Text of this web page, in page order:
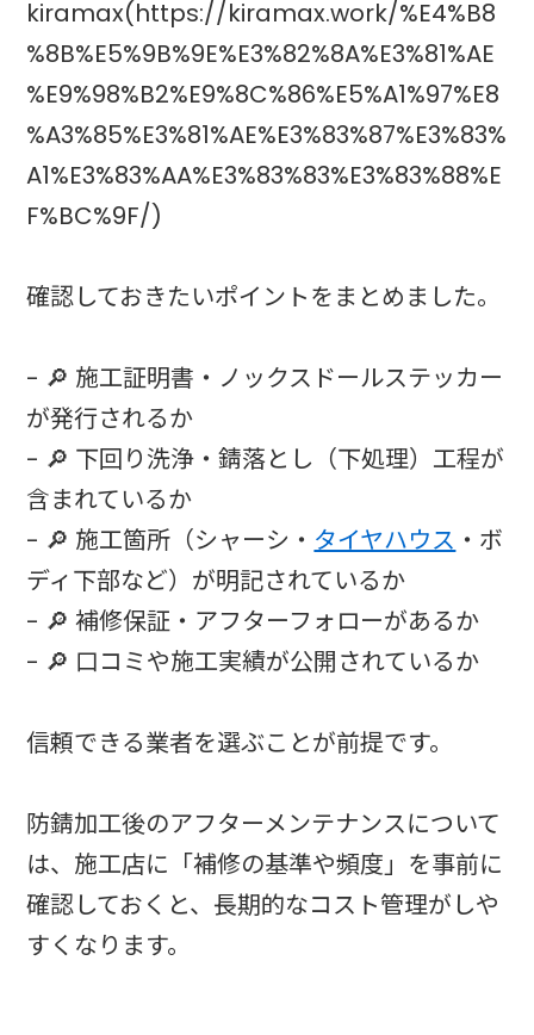
kiramax(https://kiramax.work/%E4%B8
%8B%E5%9B%9E%E3%82%8A%E3%81%AE
%E9%98%B2%E9%8C%86%E5%A1%97%E8
%A3%85%E3%81%AE%E3%83%87%E3%83%
A1%E3%83%AA%E3%83%83%E3%83%88%E
F%BC%9F/)
確認しておきたいポイントをまとめました。
- 🔎 施工証明書・ノックスドールステッカー
が発行されるか
- 🔎 下回り洗浄・錆落とし（下処理）工程が
含まれているか
- 🔎 施工箇所（シャーシ・ タイヤハウス ・ボ
ディ下部など）が明記されているか
- 🔎 補修保証・アフターフォローがあるか
- 🔎 口コミや施工実績が公開されているか
信頼できる業者を選ぶことが前提です。
防錆加工後のアフターメンテナンスについて
は、施工店に「補修の基準や頻度」を事前に
確認しておくと、長期的なコスト管理がしや
すくなります。